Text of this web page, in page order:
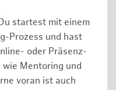
startest mit einem
Prozess und hast
oder Präsenz-
Mentoring und
voran ist auch